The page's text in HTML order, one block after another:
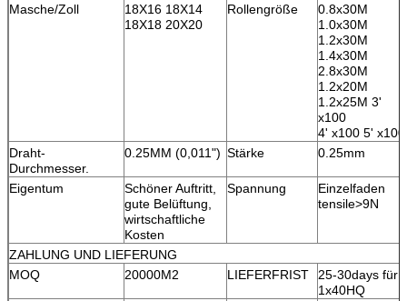
Masche/Zoll
18X16 18X14
18X18 20X20
Rollengröße
0.8x30M
1.0x30M
1.2x30M
1.4x30M
2.8x30M
1.2x20M
1.2x25M 3'
x100
4' x100 5' x100
Draht-
Durchmesser.
0.25MM (0,011") Stärke 0.25mm
Eigentum
Schöner Auftritt,
gute Belüftung,
wirtschaftliche
Kosten
Spannung
Einzelfaden
tensile>9N
ZAHLUNG UND LIEFERUNG
MOQ
20000M2 LIEFERFRIST
25-30days für
1x40HQ